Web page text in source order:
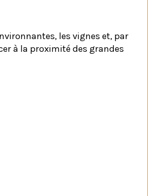
les vignes et, par
à la proximité des grandes